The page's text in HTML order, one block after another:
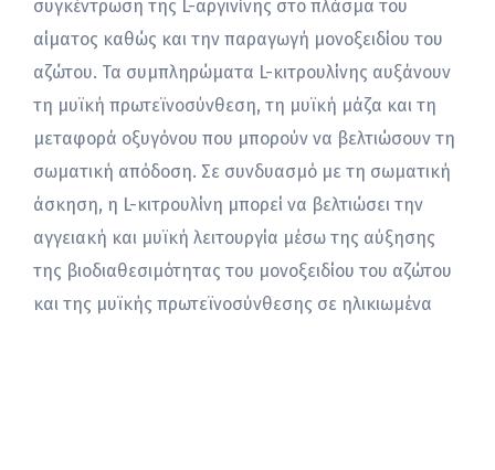
συγκέντρωση της L-αργινίνης στο πλάσμα του
αίματος καθώς και την παραγωγή μονοξειδίου του
αζώτου. Τα συμπληρώματα L-κιτρουλίνης αυξάνουν
τη μυϊκή πρωτεϊνοσύνθεση, τη μυϊκή μάζα και τη
μεταφορά οξυγόνου που μπορούν να βελτιώσουν τη
σωματική απόδοση. Σε συνδυασμό με τη σωματική
άσκηση, η L-κιτρουλίνη μπορεί να βελτιώσει την
αγγειακή και μυϊκή λειτουργία μέσω της αύξησης
της βιοδιαθεσιμότητας του μονοξειδίου του αζώτου
και της μυϊκής πρωτεϊνοσύνθεσης σε ηλικιωμένα